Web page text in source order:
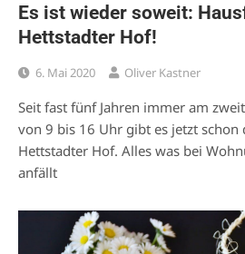
Es ist wieder soweit:
Hettstadter Hof!
6. Mai 2020 Oliver Kastner
Seit fast fünf Jahren immer am
von 9 bis 16 Uhr gibt es jetzt
Hettstadter Hof. Alles was bei
anfällt